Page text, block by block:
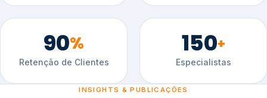
90%
Retenção de Clientes
150+
Especialistas
INSIGHTS & PUBLICAÇÕES